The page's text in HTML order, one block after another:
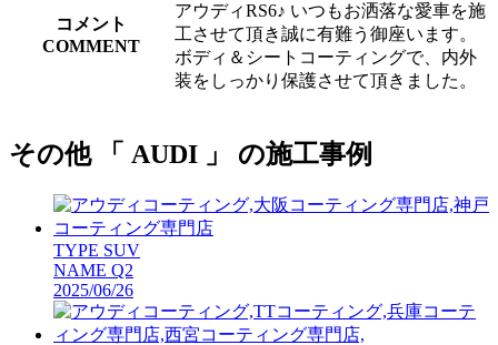
コメント
COMMENT
アウディRS6♪ いつもお洒落な愛車を施
工させて頂き誠に有難う御座います。
ボディ＆シートコーティングで、内外
装をしっかり保護させて頂きました。
その他 「 AUDI 」 の施工事例
TYPE SUV
NAME Q2
2025/06/26